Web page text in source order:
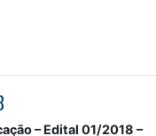
– Edital 01/2018 –